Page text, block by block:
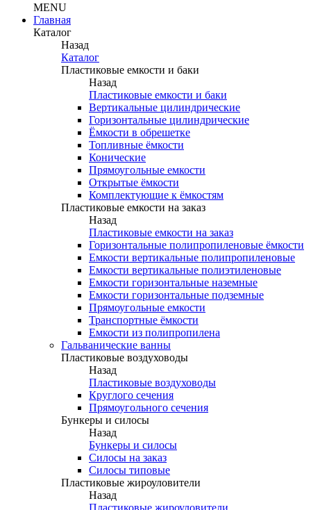
MENU
Главная
Каталог
Назад
Каталог
Пластиковые емкости и баки
Назад
Пластиковые емкости и баки
Вертикальные цилиндрические
Горизонтальные цилиндрические
Ёмкости в обрешетке
Топливные ёмкости
Конические
Прямоугольные емкости
Открытые ёмкости
Комплектующие к ёмкостям
Пластиковые емкости на заказ
Назад
Пластиковые емкости на заказ
Горизонтальные полипропиленовые ёмкости
Емкости вертикальные полипропиленовые
Емкости вертикальные полиэтиленовые
Емкости горизонтальные наземные
Емкости горизонтальные подземные
Прямоугольные емкости
Транспортные ёмкости
Емкости из полипропилена
Гальванические ванны
Пластиковые воздуховоды
Назад
Пластиковые воздуховоды
Круглого сечения
Прямоугольного сечения
Бункеры и силосы
Назад
Бункеры и силосы
Силосы на заказ
Силосы типовые
Пластиковые жироуловители
Назад
Пластиковые жироуловители